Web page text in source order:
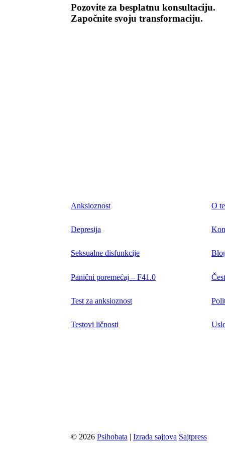
Pozovite za besplatnu konsultaciju.
Započnite svoju transformaciju.
Anksioznost
Depresija
Seksualne disfunkcije
Panični poremećaj – F41.0
Test za anksioznost
Testovi ličnosti
O
© 2026 Psihobata | Izrada sajtova Sajtpress